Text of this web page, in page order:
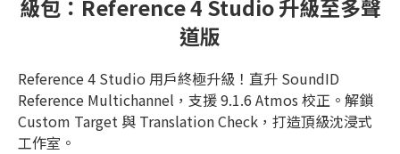
級包：Reference 4 Studio 升級至多聲
道版
Reference 4 Studio 用戶終極升級！直升 SoundID
Reference Multichannel，支援 9.1.6 Atmos 校正。解鎖
Custom Target 與 Translation Check，打造頂級沈浸式
工作室。